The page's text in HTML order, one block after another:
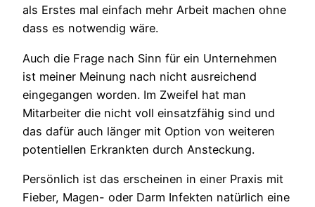
als Erstes mal einfach mehr Arbeit machen ohne
dass es notwendig wäre.
Auch die Frage nach Sinn für ein Unternehmen
ist meiner Meinung nach nicht ausreichend
eingegangen worden. Im Zweifel hat man
Mitarbeiter die nicht voll einsatzfähig sind und
das dafür auch länger mit Option von weiteren
potentiellen Erkrankten durch Ansteckung.
Persönlich ist das erscheinen in einer Praxis mit
Fieber, Magen- oder Darm Infekten natürlich eine